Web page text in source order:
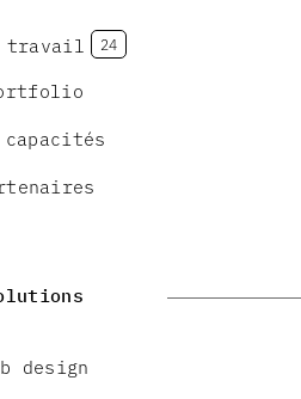
travail
capacités
design
24